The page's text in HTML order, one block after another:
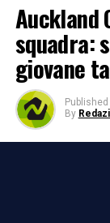
Auckland
squadra:
giovane
Published
By